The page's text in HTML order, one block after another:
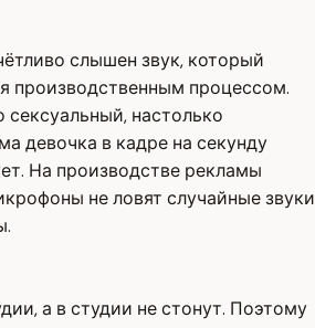
слышен звук, который
производственным процессом.
сексуальный, настолько
девочка в кадре на секунду
На производстве рекламы
не ловят случайные звуки
а в студии не стонут. Поэтому